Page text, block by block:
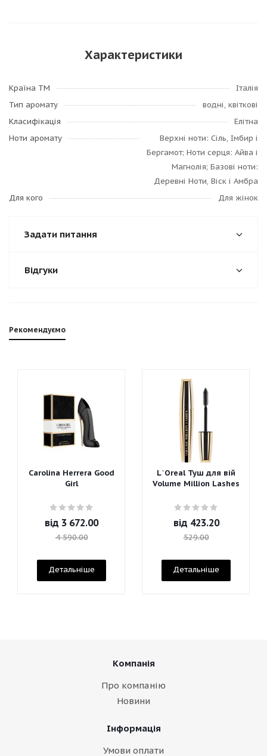
Характеристики
Країна ТМ
Італія
Тип аромату
водні, квіткові
Класифікація
Елітна
Ноти аромату
Верхні ноти: Сіль, Імбир і
Бергамот; Ноти серця: Айва і
Магнолія; Базові ноти:
Деревні Ноти, Віск і Амбра
Для кого
Для жінок
Задати питання
Відгуки
Рекомендуємо
Carolina Herrera Good
Girl
від 3 672.00
4 590.00
Детальніше
L`Oreal Туш для вій
Volume Million Lashes
від 423.20
529.00
Детальніше
Компанія
Про компанію
Новини
Інформація
Умови оплати